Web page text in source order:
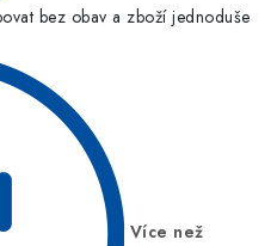
bez obav a zboží jednoduše
Více než